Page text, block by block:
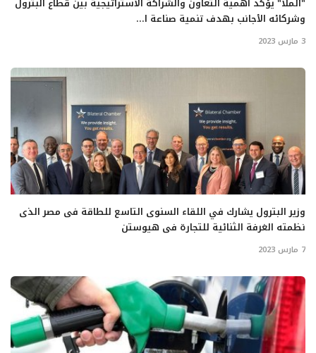
وشركائه الأجانب بهدف تنمية صناعة ا...
3 مارس 2023
وزير البترول يشارك في اللقاء السنوى التاسع للطاقة فى مصر الذى
نظمته الغرفة الثنائية للتجارة فى هيوستن
7 مارس 2023